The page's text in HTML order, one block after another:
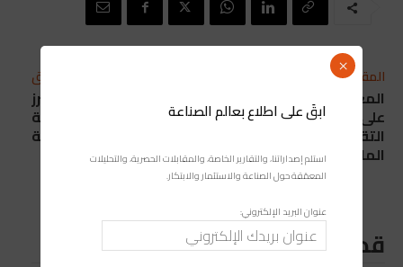
المقال السابق
وكالة باكستانية تبرز
التجربة المغربية في صناعة
السيارات الكهربائية
المقال التالي
المغرب يوسع الاعتماد
على الموارد المائية غير
التقليدية لتعزيز الأمن
المائي
قد يعجبك ايضا
ابقَ على اطلاع بعالم الصناعة
استلم إصداراتنا، والتقارير الخاصة، والمقابلات الحصرية، والتحليلات
المعمّقة حول الصناعة والاستثمار والابتكار.
عنوان البريد الإلكتروني:
×